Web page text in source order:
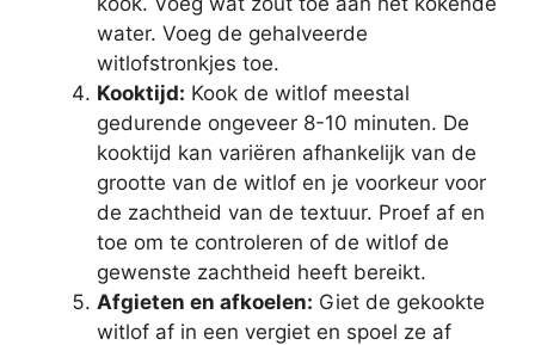
water. Voeg de gehalveerde
witlofstronkjes toe.
Kooktijd: Kook de witlof meestal
gedurende ongeveer 8-10 minuten. De
kooktijd kan variëren afhankelijk van de
grootte van de witlof en je voorkeur voor
de zachtheid van de textuur. Proef af en
toe om te controleren of de witlof de
gewenste zachtheid heeft bereikt.
Afgieten en afkoelen: Giet de gekookte
witlof af in een vergiet en spoel ze af